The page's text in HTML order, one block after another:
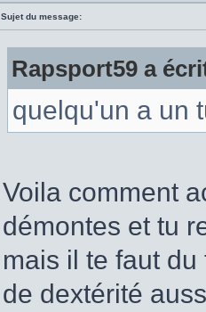
Sujet du message:
Rapsport59 a
quelqu'un a un
Voila comment
démontes et tu
mais il te faut
de dextérité